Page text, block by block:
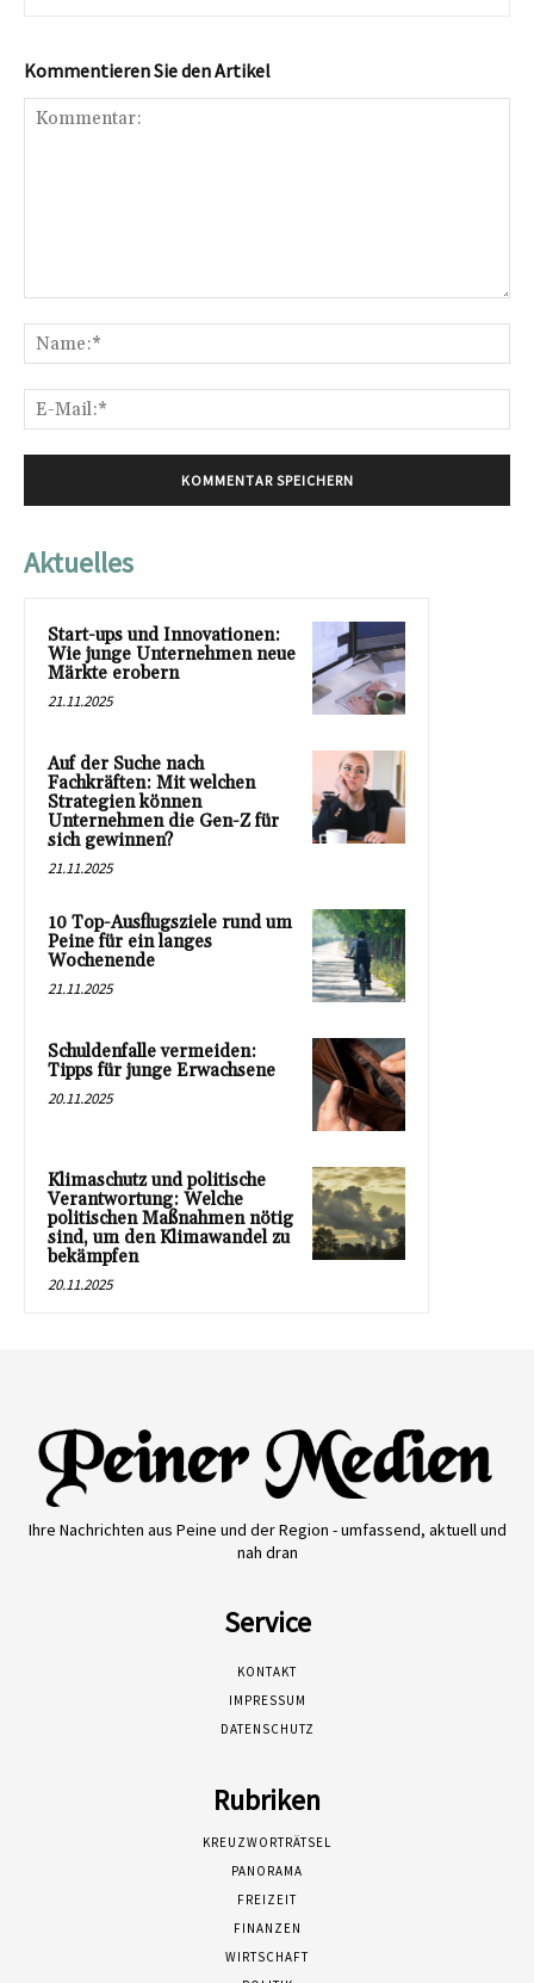
Kommentieren Sie den Artikel
Aktuelles
Start-ups und Innovationen:
Wie junge Unternehmen neue
Märkte erobern
21.11.2025
Auf der Suche nach
Fachkräften: Mit welchen
Strategien können
Unternehmen die Gen-Z für
sich gewinnen?
21.11.2025
10 Top-Ausflugsziele rund um
Peine für ein langes
Wochenende
21.11.2025
Schuldenfalle vermeiden:
Tipps für junge Erwachsene
20.11.2025
Klimaschutz und politische
Verantwortung: Welche
politischen Maßnahmen nötig
sind, um den Klimawandel zu
bekämpfen
20.11.2025
Ihre Nachrichten aus Peine und der Region - umfassend, aktuell und
nah dran
Service
KONTAKT
IMPRESSUM
DATENSCHUTZ
Rubriken
KREUZWORTRÄTSEL
PANORAMA
FREIZEIT
FINANZEN
WIRTSCHAFT